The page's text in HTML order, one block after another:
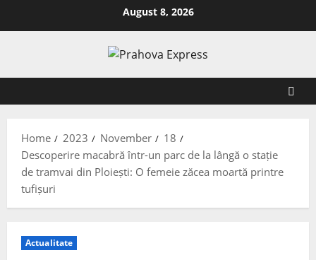
August 8, 2026
Home 2023 November
18
Descoperire macabră într-un parc de la lângă o stație
de tramvai din Ploiești: O femeie zăcea moartă printre
tufișuri
Actualitate